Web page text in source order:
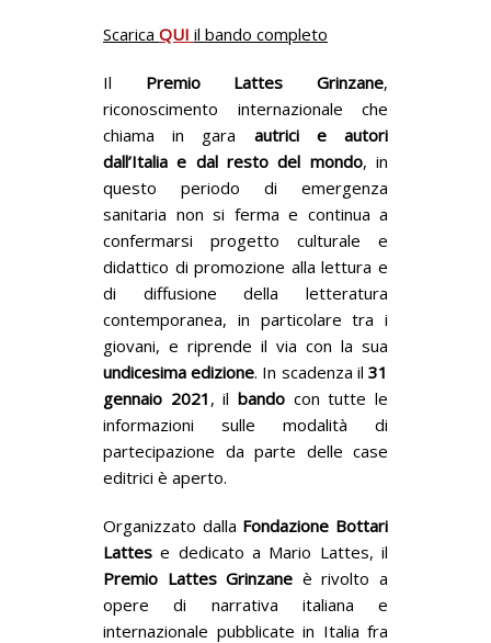
Scarica QUI il bando completo
Il Premio Lattes Grinzane,
riconoscimento internazionale che
chiama in gara autrici e
autori
dall’Italia e dal resto del mondo, in
questo periodo di emergenza
sanitaria non si ferma e continua a
confermarsi progetto culturale e
didattico di promozione alla lettura e
di diffusione della letteratura
contemporanea, in particolare tra i
giovani, e riprende il via con la sua
undicesima edizione. In scadenza il31
gennaio 2021 , ilbando con tutte le
informazioni sulle modalità di
partecipazione da parte delle case
editrici è aperto.
Organizzato dalla Fondazione Bottari
Lattes e dedicato a Mario Lattes, il
Premio Lattes Grinzane è rivolto a
opere di narrativa italiana e
internazionale pubblicate in Italia fra